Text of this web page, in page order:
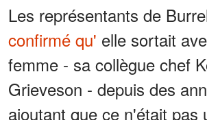
Les représentants de
confirmé qu' elle sortait
femme - sa collègue chef
Grieveson - depuis des
ajoutant que ce n'était pas